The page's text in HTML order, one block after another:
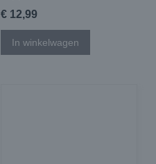
€ 12,99
In winkelwagen